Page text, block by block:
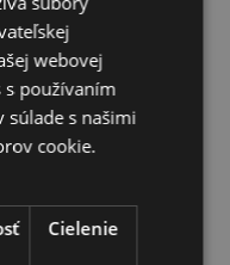
mm, biela
webovej
s používaním
súlade s našimi
cookie.
Cielenie